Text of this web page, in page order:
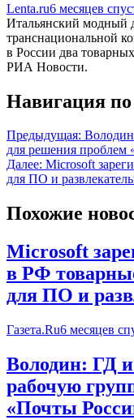
Lenta.ru6 месяцев
Итальянский модный
транснациональной
в России два
РИА Новости.
Навигация
Предыдущая:
для решения проблем
Далее: Microsoft
для ПО и
Похожие
Microsoft
в РФ
для ПО и
Газета.Ru6 месяцев
Володин: ГД и
рабочую
«Почты